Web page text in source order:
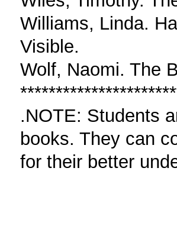
Williams, Linda.
Visible.
Wolf, Naomi. The
.NOTE: Students
books. They can
for their better